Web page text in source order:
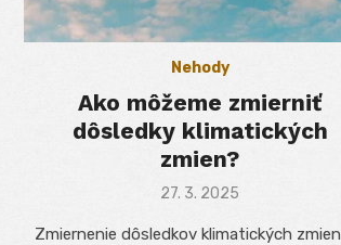
Nehody
Ako môžeme zmierniť
dôsledky klimatických
zmien?
Posted
27. 3. 2025
Zmiernenie dôsledkov klimatických zmien